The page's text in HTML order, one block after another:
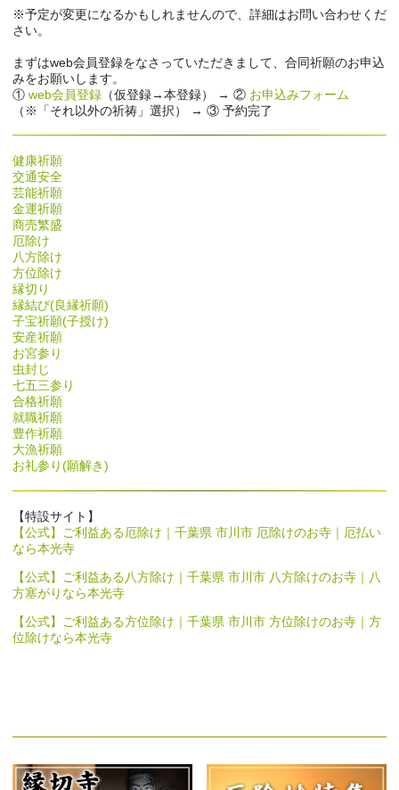
※予定が変更になるかもしれませんので、詳細はお問い合わせくだ
さい。
まずはweb会員登録をなさっていただきまして、合同祈願のお申込
みをお願いします。
① web会員登録 （仮登録→本登録） → ② お申込みフォーム
（※「それ以外の祈祷」選択） → ③ 予約完了
健康祈願
交通安全
芸能祈願
金運祈願
商売繁盛
厄除け
八方除け
方位除け
縁切り
縁結び(良縁祈願)
子宝祈願(子授け)
安産祈願
お宮参り
虫封じ
七五三参り
合格祈願
就職祈願
豊作祈願
大漁祈願
お礼参り(願解き)
【特設サイト】
【公式】ご利益ある厄除け｜千葉県 市川市 厄除けのお寺｜厄払い
なら本光寺
【公式】ご利益ある八方除け｜千葉県 市川市 八方除けのお寺｜八
方塞がりなら本光寺
【公式】ご利益ある方位除け｜千葉県 市川市 方位除けのお寺｜方
位除けなら本光寺